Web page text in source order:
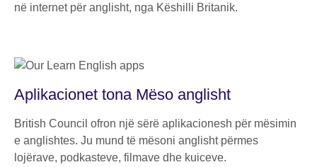
në internet për anglisht, nga Këshilli Britanik.
Aplikacionet tona Mëso anglisht
British Council ofron një sërë aplikacionesh për mësimin
e anglishtes. Ju mund të mësoni anglisht përmes
lojërave, podkasteve, filmave dhe kuiceve.